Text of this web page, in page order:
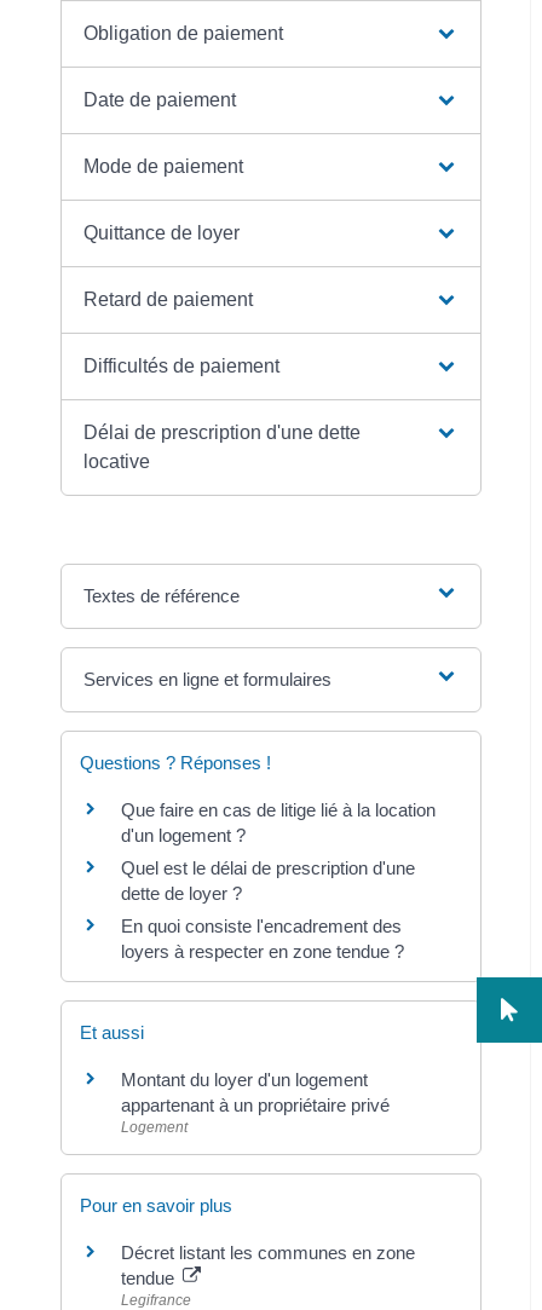
Obligation de paiement
Date de paiement
Mode de paiement
Quittance de loyer
Retard de paiement
Difficultés de paiement
Délai de prescription d'une dette
locative
Textes de référence
Services en ligne et formulaires
Questions ? Réponses !
Que faire en cas de litige lié à la location
d'un logement ?
Quel est le délai de prescription d'une
dette de loyer ?
En quoi consiste l'encadrement des
loyers à respecter en zone tendue ?
Et aussi
Montant du loyer d'un logement
appartenant à un propriétaire privé
Logement
Pour en savoir plus
Décret listant les communes en zone
tendue
Legifrance